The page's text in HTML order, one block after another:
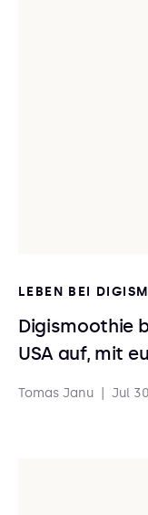
LEBEN BEI
Digismoothie
USA auf, mit
Tomas Janu Jul